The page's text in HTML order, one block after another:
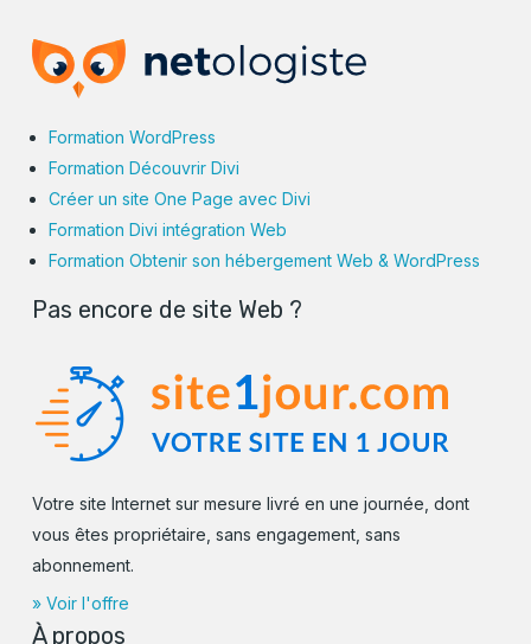
Formation WordPress
Formation Découvrir Divi
Créer un site One Page avec Divi
Formation Divi intégration Web
Formation Obtenir son hébergement Web & WordPress
Pas encore de site Web ?
Votre site Internet sur mesure livré en une journée, dont
vous êtes propriétaire, sans engagement, sans
abonnement.
» Voir l'offre
À propos